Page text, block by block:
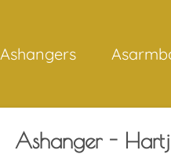
Ashangers
Ashanger -